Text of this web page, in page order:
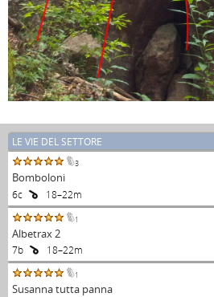
LE VIE DEL SETTORE
3
Bomboloni
6c 18–22m
1
Albetrax 2
7b 18–22m
1
Susanna tutta panna